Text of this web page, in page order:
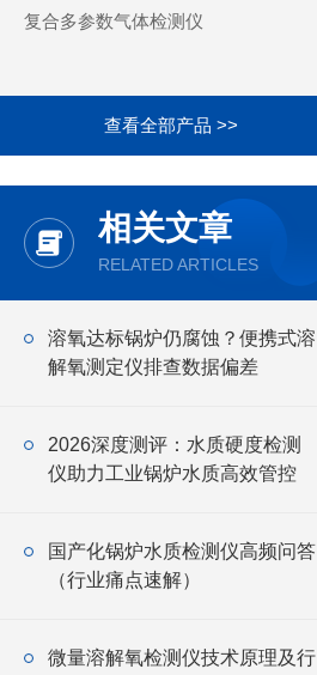
复合多参数气体检测仪
查看全部产品 >>
相关文章
RELATED ARTICLES
溶氧达标锅炉仍腐蚀？便携式溶
解氧测定仪排查数据偏差
2026深度测评：水质硬度检测
仪助力工业锅炉水质高效管控
国产化锅炉水质检测仪高频问答
（行业痛点速解）
微量溶解氧检测仪技术原理及行